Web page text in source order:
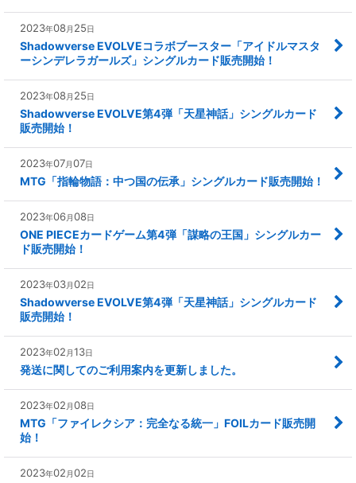
2023年08月 25日
Shadowverse EVOLVEコラボブースター「アイドルマスタ
ーシンデレラガールズ」シングルカード販売開始！
2023年08月 25日
Shadowverse EVOLVE第4弾「天星神話」シングルカード
販売開始！
2023年07月07日
MTG「指輪物語：中つ国の伝承」シングルカード販売開始！
2023年06月08日
ONE PIECEカードゲーム第4弾「謀略の王国」シングルカー
ド販売開始！
2023年03月02日
Shadowverse EVOLVE第4弾「天星神話」シングルカード
販売開始！
2023年02 月13日
発送に関してのご利用案内を更新しました。
2023年02 月08日
MTG「ファイレクシア：完全なる統一」FOILカード販売開
始！
2023年02 月02日